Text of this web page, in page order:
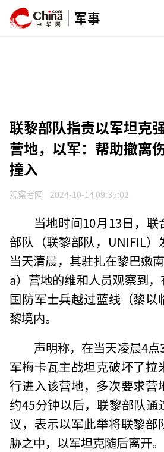
军事
联黎部队指责以军坦克
营地，以军：帮助撤离
撞入
观察者网 2024-10-14 09:35:02
当地时间10月13日，
部队（联黎部队，UNIFIL）
当天清晨，其驻扎在黎巴嫩
a）营地的维和人员观察到
国防军士兵越过蓝线（黎以
黎境内。
声明称，在当天凌晨4
军梅卡瓦主战坦克破坏了拉
行进入该营地，多次要求营
约45分钟以后，联黎部队通
议，表示以军此举将联黎部
胁之中，以军坦克随后离开。